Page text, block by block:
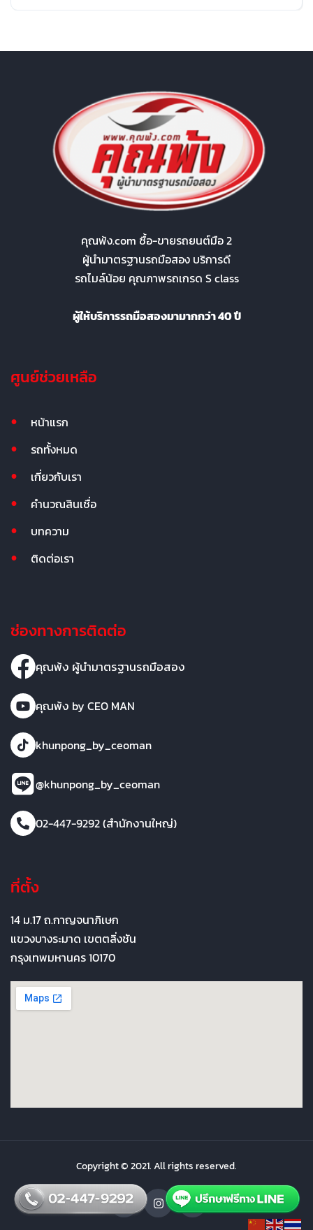
คุณพ้ง.com ซื้อ-ขายรถยนต์มือ 2
ผู้นำมาตรฐานรถมือสอง บริการดี
รถไมล์น้อย คุณภาพรถเกรด S class
ผู้ให้บริการรถมือสองมามากกว่า 40 ปี
ศูนย์ช่วยเหลือ
หน้าแรก
รถทั้งหมด
เกี่ยวกับเรา
คำนวณสินเชื่อ
บทความ
ติดต่อเรา
ช่องทางการติดต่อ
คุณพ้ง ผู้นำมาตรฐานรถมือสอง
คุณพ้ง by CEO MAN
khunpong_by_ceoman
@khunpong_by_ceoman
02-447-9292 (สำนักงานใหญ่)
ที่ตั้ง
14 ม.17 ถ.กาญจนาภิเษก
แขวงบางระมาด เขตตลิ่งชัน
กรุงเทพมหานคร 10170
Copyright © 2021. All rights reserved.